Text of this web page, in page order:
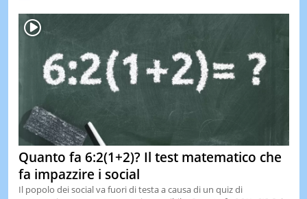
Quanto fa 6:2(1+2)? Il test matematico che
fa impazzire i social
Il popolo dei social va fuori di testa a causa di un quiz di